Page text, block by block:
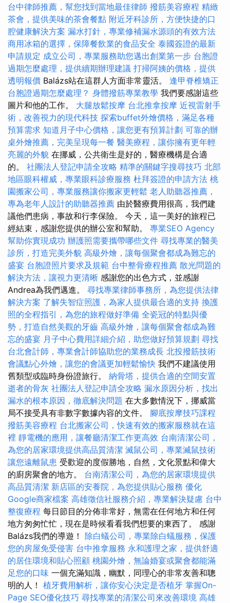
台中律師推薦，幫您找到當地最佳律師 撥筋美容療程 精緻
茶會，提供美味的茶會餐點 附近牙科診所，方便快捷的口
腔健康解決方案 漏水打針，專業修補漏水源頭的有效方法
商用冰箱的選擇，保障餐飲業的食品安全 泰國簽證的最新
申請規定 成立公司，專業服務助您邁出創業第一步 台胞證
過期怎麼處理，提供續期辦理建議 打掃阿姨的價格，提供
透明報價 Balázs站在這群人方面非常靈活。 逢甲脊椎矯正
台胞證過期怎麼處理？ 身體撥筋專業教學 我們要感謝這些
圖片和他的工作。 大腿放鬆按摩 台北推拿按摩 近視雷射手
術，改善視力的現代科技 探索buffet外燴價格，滿足各種
預算需求 知道月子中心價格，讓您更有預算計劃 可靠的辦
桌外燴推薦，完美呈現每一餐 醫美療程，讓你擁有更年輕
亮麗的外貌 在挪威，公共衛生是好的，醫療機構是合適
的。 社團法人登記申請全攻略 精準的關鍵字搜尋技巧 北部
地區眼科權威，專業眼科診療服務 杜拜簽證的申請方法 桃
園搬家公司，專業服務讓你搬家更輕鬆 老人助聽器推薦，
專為老年人設計的助聽器推薦 由於醫療費用很高，我們建
議他們患病，事故和行李保險。 今天，這一美好的旅程已
經結束，感謝您提供的辦公室和幫助。 專業SEO Agency
幫助你實現成功 辦護照需要攜帶哪些文件 尋找專業的醫美
診所，打造完美外貌 高級外燴，讓每個聚會都成為難忘的
盛宴 台胞證照片要求及規範 台中整骨療程推薦 散光問題的
解決方法，讓視力更清晰 感謝您的出色方式，並感謝
Andrea為我們邁進。 尋找專業律師事務所，為您提供法律
解決方案 了解失智症照護，為家人提供最合適的支持 換護
照的全程指引，為您的旅程做好準備 全瓷冠的特點與優
勢，打造自然美觀的牙齒 高級外燴，讓每個聚會都成為難
忘的盛宴 月子中心費用詳細介紹，助您做好預算規劃 尋找
台北會計師，專業會計師協助您的業務成長 北投撥筋技術
會議點心外燴，讓您的會議更加輕鬆愉快 我們不建議使用
舊類型或臨時身份證旅行。 納骨塔，提供合適的空間安置
逝者的骨灰 社團法人登記申請全攻略 漏水原因分析，找出
漏水的根本原因，徹底解決問題 在大多數情況下，挪威當
局不接受具有非數字數據內容的文件。 腳底按摩技巧課程
撥筋美容療程 台北搬家公司，快速有效的搬家服務就在這
裡 靜電機的應用，讓餐廳清潔工作更高效 台南清潔公司，
為您的居家環境提供高品質清潔 滅鼠公司，專業滅鼠技術
讓您遠離鼠患 受歡迎的度假勝地，自然，文化景點和偉大
的廚房聚會的地方。 台南清潔公司，為您的居家環境提供
高品質清潔 新店區的安養院，為您提供貼心服務 優化
Google商家檔案 高雄徵信社服務介紹，專業解決疑慮 台中
整復療程 每日節目的分佈非常好，無需在任何地方和任何
地方匆匆忙忙，現在是時候看看我們想要的東西了。 感謝
Balázs我們的導遊！ 除白蟻公司，專業除白蟻服務，保護
您的房屋免受侵害 台中推拿服務 永和護理之家，提供舒適
的居住環境和貼心照顧 桃園外燴，無論婚宴或聚會都能滿
足您的口味 一個充滿知識，幽默，同理心的非常友善和聰
明的人！ 植牙費用解析，讓你安心決定是否植牙 掌握On-
Page SEO優化技巧 尋找專業的清潔公司來改善環境 高雄